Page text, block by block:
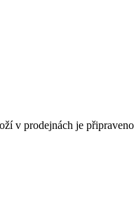
v prodejnách je